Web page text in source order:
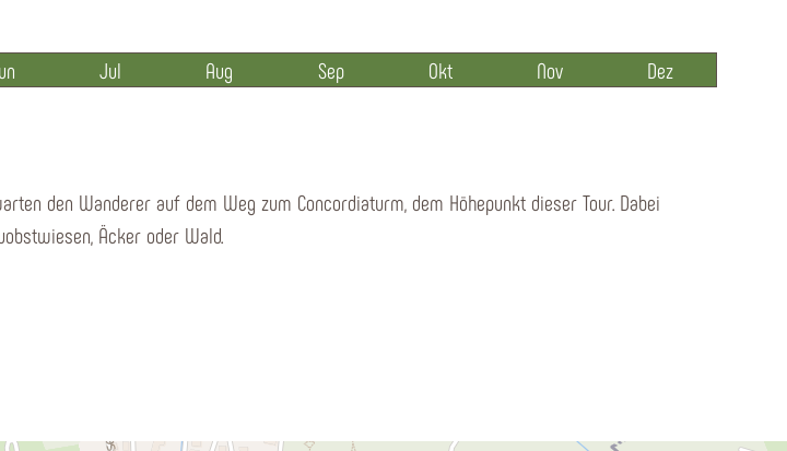
Jul Aug Sep Okt Nov Dez
den Wanderer auf dem Weg zum Concordiaturm, dem Höhepunkt dieser Tour. Dabei
Äcker oder Wald.